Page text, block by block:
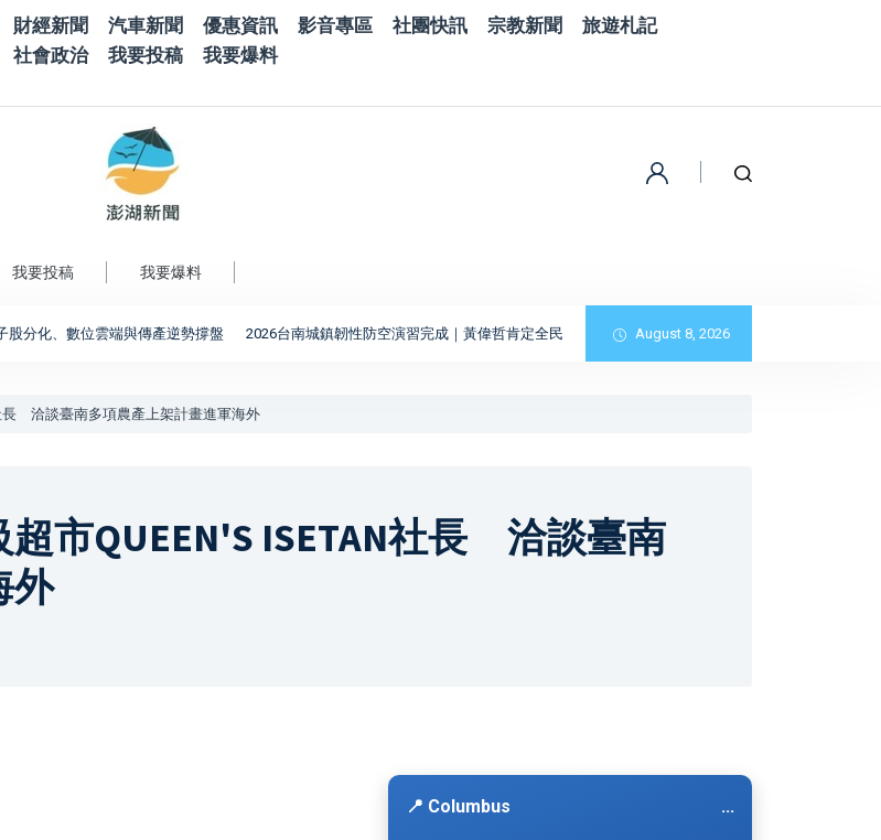
財經新聞 汽車新聞 優惠資訊 影音專區 社團快訊 宗教新聞
旅遊札記
社會政治 我要投稿 我要爆料
我要投稿 我要爆料
位雲端與傳產逆勢撐盤 2026台南城鎮韌性防空演習完成｜黃偉哲肯定全民防衛與防空避難整備 精湛交通工業投資5.1億元進駐七
August 8, 2026
長 洽談臺南多項農產上架計畫進軍海外
市QUEEN'S ISETAN社長 洽談臺南
外
📍 Columbus ...